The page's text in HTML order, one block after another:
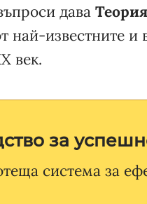
дава
най-известните и
век.
за
система за